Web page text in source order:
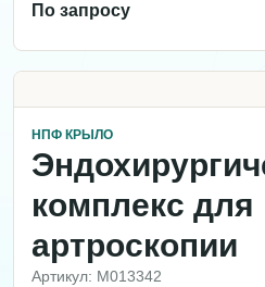
По запросу
НПФ КРЫЛО
комплекс для
артроскопии
Артикул: M013342